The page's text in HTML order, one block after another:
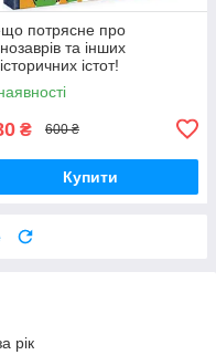
потрясне про
та інших
істот!
про… Майк
Ранок
₴ 600 ₴
Купити
рік